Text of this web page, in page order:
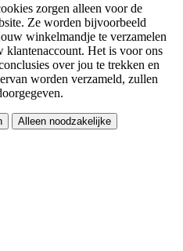
zorgen alleen voor de
Ze worden bijvoorbeeld
winkelmandje te verzamelen
Het is voor ons
over jou te trekken en
worden verzameld, zullen
Alleen noodzakelijke